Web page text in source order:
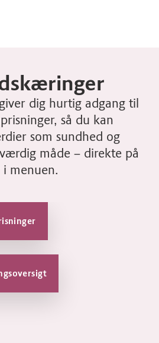
dig hurtig adgang til
så du kan
som sundhed og
måde – direkte på
menuen.